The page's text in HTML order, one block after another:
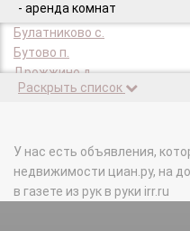
- аренда комнат
Булатниково с.
Бутово п.
Дрожжино д.
Жабкино д.
Раскрыть список
У нас есть объявления,
недвижимости циан.ру, на
в газете из рук в руки irr.ru